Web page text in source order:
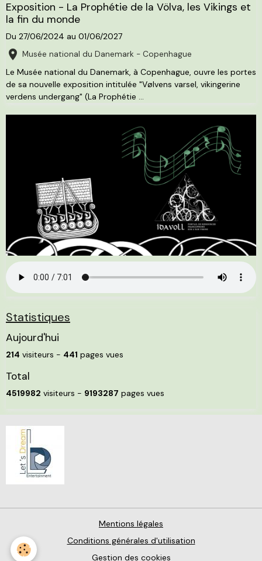
Exposition - La Prophétie de la Völva, les Vikings et
la fin du monde
Du 27/06/2024 au 01/06/2027
Musée national du Danemark - Copenhague
Le Musée national du Danemark, à Copenhague, ouvre les portes
de sa nouvelle exposition intitulée "Vølvens varsel, vikingerine
verdens undergang" (La Prophétie ...
Statistiques
Aujourd'hui
214 visiteurs - 441 pages vues
Total
4519982 visiteurs - 9193287 pages vues
Mentions légales
Conditions générales d'utilisation
Gestion des cookies